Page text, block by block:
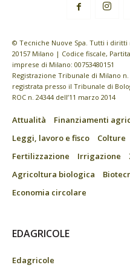
© Tecniche Nuove Spa. Tutti i diritti
20157 Milano | Codice fiscale,
imprese di Milano: 00753480151
Registrazione Tribunale di Milano
registrata presso il Tribunale di
ROC n. 24344 dell’11 marzo 2014
Attualità Finanziamenti
Leggi, lavoro e fisco
Colture
Fertilizzazione
Irrigazione
Agricoltura biologica
Economia circolare
EDAGRICOLE
Edagricole